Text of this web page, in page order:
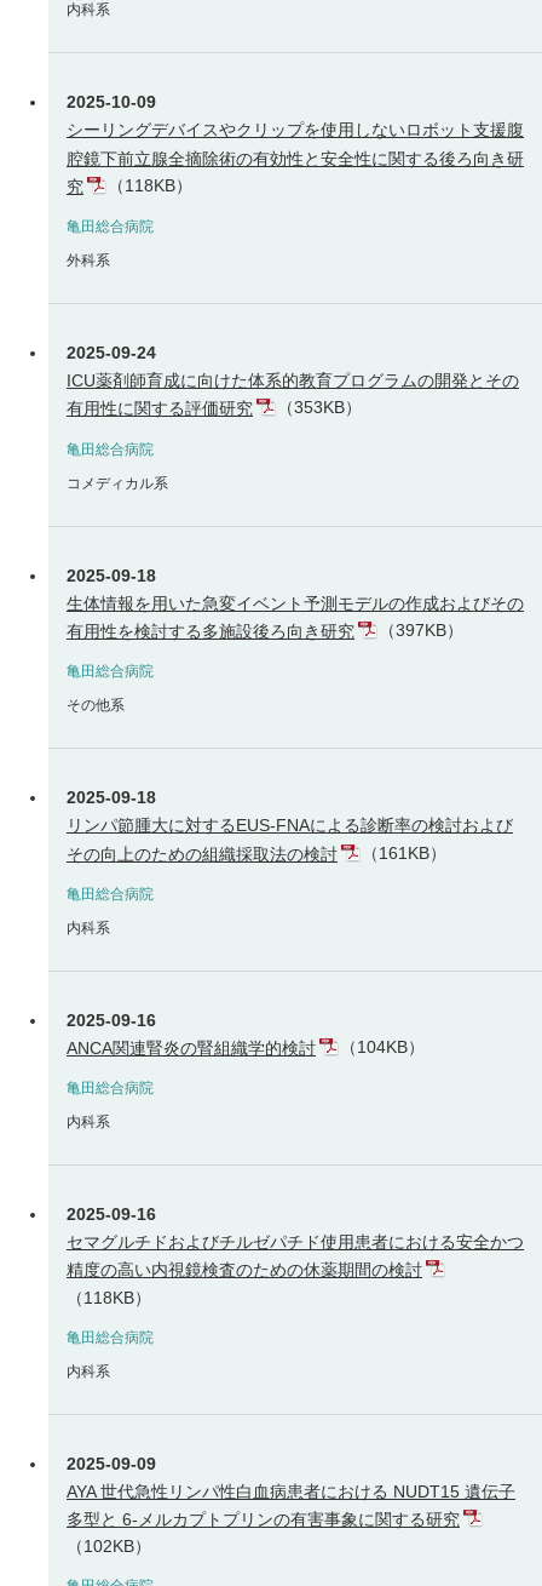
内科系
2025-10-09
シーリングデバイスやクリップを使用しないロボット支援腹
腔鏡下前立腺全摘除術の有効性と安全性に関する後ろ向き研
究
（118KB）
亀田総合病院
外科系
2025-09-24
ICU薬剤師育成に向けた体系的教育プログラムの開発とその
有用性に関する評価研究
（353KB）
亀田総合病院
コメディカル系
2025-09-18
生体情報を用いた急変イベント予測モデルの作成およびその
有用性を検討する多施設後ろ向き研究
（397KB）
亀田総合病院
その他系
2025-09-18
リンパ節腫大に対するEUS-FNAによる診断率の検討および
その向上のための組織採取法の検討
（161KB）
亀田総合病院
内科系
2025-09-16
ANCA関連腎炎の腎組織学的検討
（104KB）
亀田総合病院
内科系
2025-09-16
セマグルチドおよびチルゼパチド使用患者における安全かつ
精度の高い内視鏡検査のための休薬期間の検討
（118KB）
亀田総合病院
内科系
2025-09-09
AYA 世代急性リンパ性白血病患者における NUDT15 遺伝子
多型と 6-メルカプトプリンの有害事象に関する研究
（102KB）